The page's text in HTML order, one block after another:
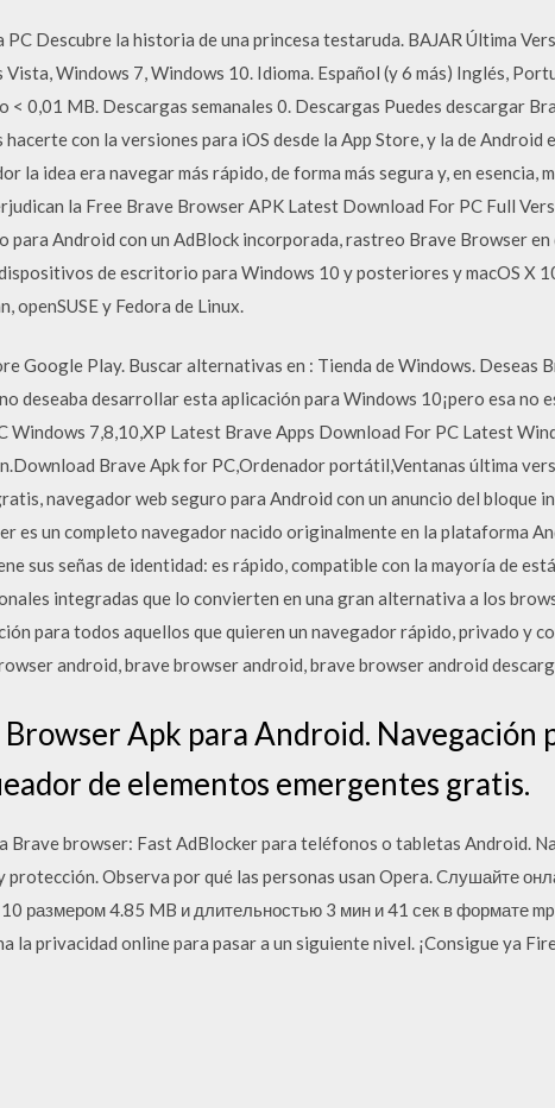
Descubre la historia de una princesa testaruda. BAJAR Última
Windows 7, Windows 10. Idioma. Español (y 6 más) Inglés,
< 0,01 MB. Descargas semanales 0. Descargas Puedes descargar
con la versiones para iOS desde la App Store, y la de Android
la idea era navegar más rápido, de forma más segura y, en esencia,
la Free Brave Browser APK Latest Download For PC Full
para Android con un AdBlock incorporada, rastreo Brave Browser
de escritorio para Windows 10 y posteriores y macOS X
openSUSE y Fedora de Linux.
Google Play. Buscar alternativas en : Tienda de Windows. Deseas
deseaba desarrollar esta aplicación para Windows 10¡pero esa no
Windows 7,8,10,XP Latest Brave Apps Download For PC Latest
Brave Apk for PC,Ordenador portátil,Ventanas última
navegador web seguro para Android con un anuncio del bloque
es un completo navegador nacido originalmente en la plataforma
sus señas de identidad: es rápido, compatible con la mayoría de
integradas que lo convierten en una gran alternativa a los
para todos aquellos que quieren un navegador rápido, privado y
android, brave browser android, brave browser android
Apk para Android. Navegación
de elementos emergentes gratis.
Brave browser: Fast AdBlocker para teléfonos o tabletas Android.
Observa por qué las personas usan Opera. Cлушайте
размером 4.85 MB и длительностью 3 мин и 41 сек в формате
la privacidad online para pasar a un siguiente nivel. ¡Consigue ya